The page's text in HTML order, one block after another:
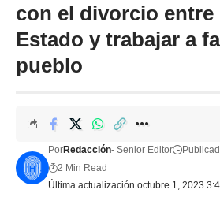
con el divorcio entre
Estado y trabajar a
pueblo
Última actualización octubre 1, 2023
PorRedacción- Senior Editor
2 Min Read